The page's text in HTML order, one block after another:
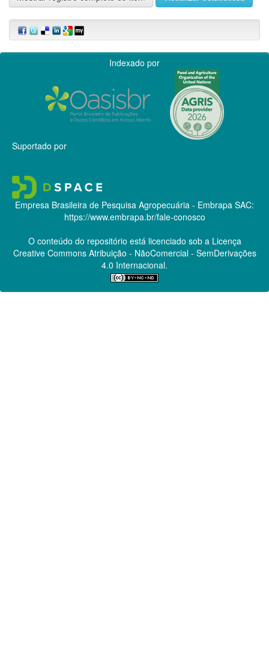
Indexado por
Suportado por
Empresa Brasileira de Pesquisa Agropecuária - Embrapa SAC:
https://www.embrapa.br/fale-conosco
O conteúdo do repositório está licenciado sob a Licença
Creative CommonsAtribuição - NãoComercial - SemDerivações
4.0 Internacional.